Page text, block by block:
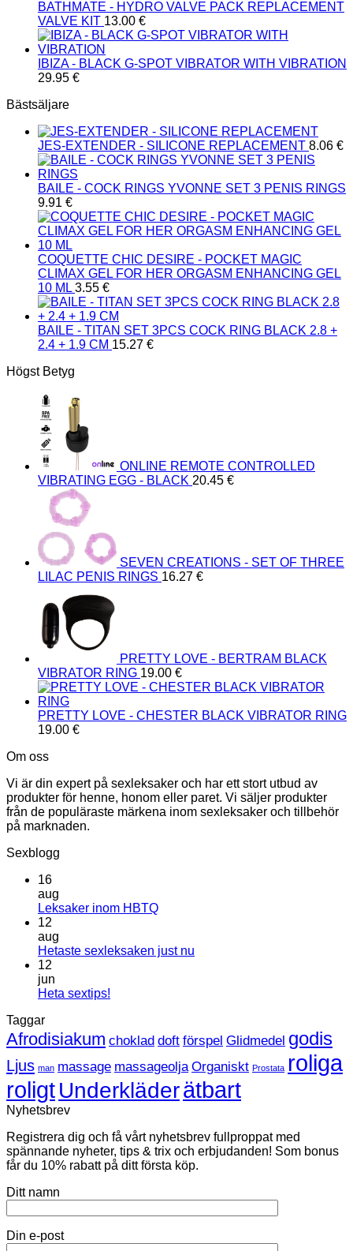
BATHMATE - HYDRO VALVE PACK REPLACEMENT
VALVE KIT 13.00 €
IBIZA - BLACK G-SPOT VIBRATOR WITH VIBRATION
29.95 €
Bästsäljare
JES-EXTENDER - SILICONE REPLACEMENT 8.06 €
BAILE - COCK RINGS YVONNE SET 3 PENIS RINGS
9.91 €
COQUETTE CHIC DESIRE - POCKET MAGIC
CLIMAX GEL FOR HER ORGASM ENHANCING GEL
10 ML 3.55 €
BAILE - TITAN SET 3PCS COCK RING BLACK 2.8 +
2.4 + 1.9 CM 15.27 €
Högst Betyg
ONLINE REMOTE CONTROLLED
VIBRATING EGG - BLACK 20.45 €
SEVEN CREATIONS - SET OF THREE
LILAC PENIS RINGS 16.27 €
PRETTY LOVE - BERTRAM BLACK
VIBRATOR RING 19.00 €
PRETTY LOVE - CHESTER BLACK VIBRATOR RING
19.00 €
Om oss
Vi är din expert på sexleksaker och har ett stort utbud av
produkter för henne, honom eller paret. Vi säljer produkter
från de populäraste märkena inom sexleksaker och tillbehör
på marknaden.
Sexblogg
16
aug
Leksaker inom HBTQInga
Leksaker
12
aug
Hetaste sexleksaken just nu
12
jun
Heta sextips!
Heta
sextips!
Taggar
Afrodisiakum choklad doft förspel Glidmedel godis
Ljus man massage massageolja Organiskt Prostata roliga
roligtUnderkläderätbart
Nyhetsbrev
Registrera dig och få vårt nyhetsbrev fullproppat med
spännande nyheter, tips & trix och erbjudanden! Som bonus
får du 10% rabatt på ditt första köp.
Ditt namn
Din e-post